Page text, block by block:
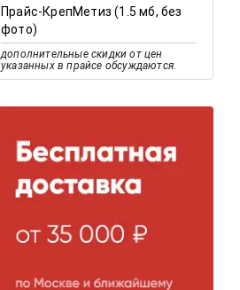
Прайс-КрепМетиз (1.5 мб, без
фото)
дополнительные скидки от цен
указанных в прайсе обсуждаются.